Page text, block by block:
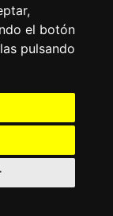
el botón
pulsando
Calidad
Accesibilidad